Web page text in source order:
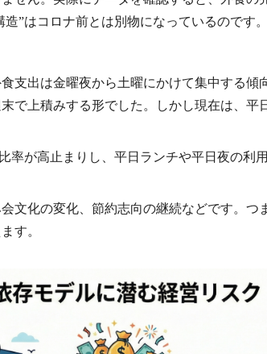
”はコロナ前とは別物になっているのです。
支出は金曜夜から土曜にかけて集中する傾
で上積みする形でした。しかし現在は、平
率が高止まりし、平日ランチや平日夜の利
文化の変化、節約志向の継続などです。つ
す。